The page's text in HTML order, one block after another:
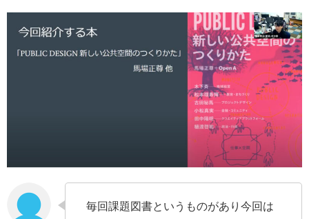
毎回課題図書というものがあり今回は